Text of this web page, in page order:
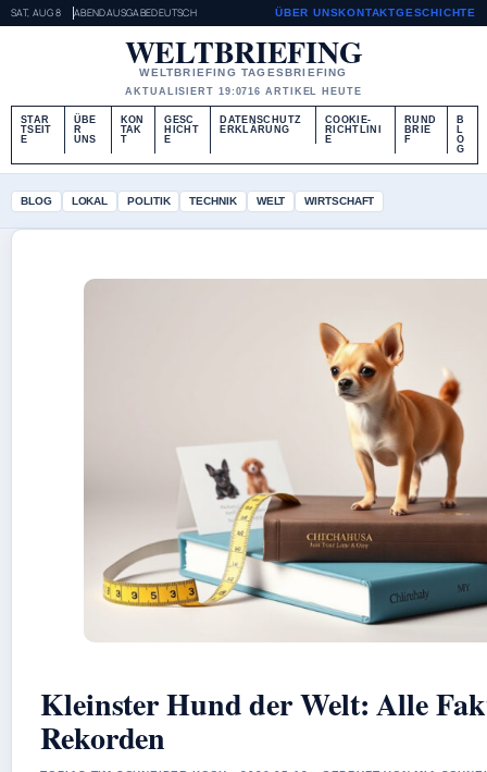
SAT, AUG 8 ABENDAUSGABEDEUTSCH ÜBER UNSKONTAKTGESCHICHTE
WELTBRIEFING
WELTBRIEFING TAGESBRIEFING
AKTUALISIERT 19:0716 ARTIKEL HEUTE
STAR
TSEIT
E
ÜBE
R
UNS
KON
TAK
T
GESC
HICHT
E
DATENSCHUTZ
ERKLÄRUNG
COOKIE-
RICHTLINI
E
RUND
BRIE
F
B
L
O
G
BLOG LOKAL POLITIK TECHNIK WELT WIRTSCHAFT
Kleinster Hund der Welt: Alle
Rekorden